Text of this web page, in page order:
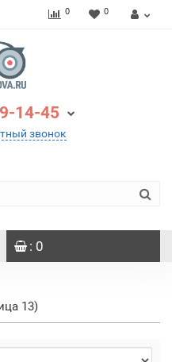
0 0
14-45
звонок
: 0
13)